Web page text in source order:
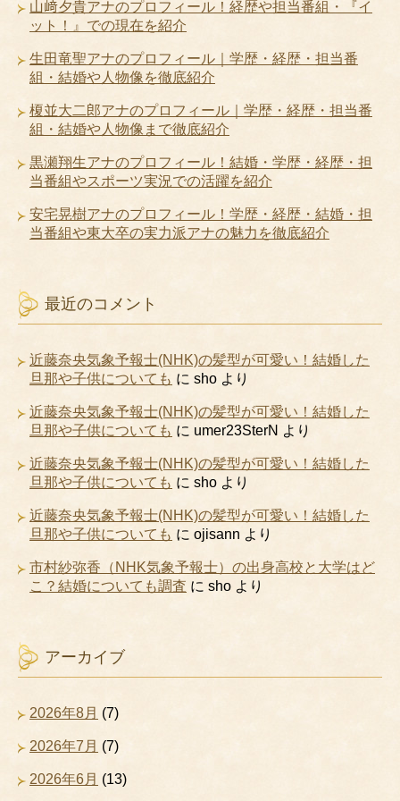
山﨑夕貴アナのプロフィール！経歴や担当番組・『イ
ット！』での現在を紹介
生田竜聖アナのプロフィール｜学歴・経歴・担当番
組・結婚や人物像を徹底紹介
榎並大二郎アナのプロフィール｜学歴・経歴・担当番
組・結婚や人物像まで徹底紹介
黒瀬翔生アナのプロフィール！結婚・学歴・経歴・担
当番組やスポーツ実況での活躍を紹介
安宅晃樹アナのプロフィール！学歴・経歴・結婚・担
当番組や東大卒の実力派アナの魅力を徹底紹介
最近のコメント
近藤奈央気象予報士(NHK)の髪型が可愛い！結婚した
旦那や子供についても に sho より
近藤奈央気象予報士(NHK)の髪型が可愛い！結婚した
旦那や子供についても に umer23SterN より
近藤奈央気象予報士(NHK)の髪型が可愛い！結婚した
旦那や子供についても に sho より
近藤奈央気象予報士(NHK)の髪型が可愛い！結婚した
旦那や子供についても に ojisann より
市村紗弥香（NHK気象予報士）の出身高校と大学はど
こ？結婚についても調査 に sho より
アーカイブ
2026年8月 (7)
2026年7月 (7)
2026年6月 (13)